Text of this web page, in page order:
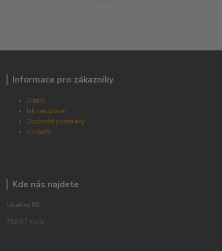
Informace pro zákazníky
O mně
Jak nakupovat
Obchodní podmínky
Kontakty
Kde nás najdete
Libenice 88
280 02 Kolín